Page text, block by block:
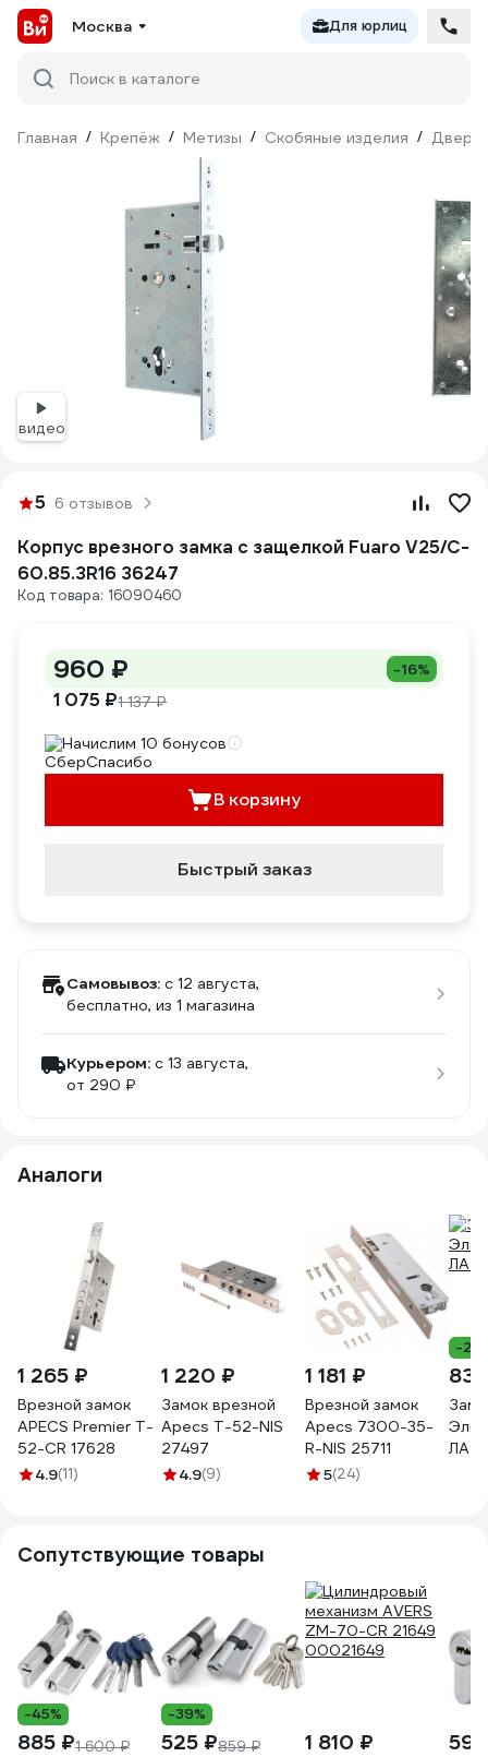
Москва Для юрлиц
Поиск в каталоге
Главная / Крепёж / Метизы / Скобяные изделия /
видео
5 6 отзывов
Корпус врезного замка c защелкой Fuaro V25/C-
60.85.3R16 36247
Код товара: 16090460
960 ₽ -16%
1 075 ₽1 137 ₽
Начислим 10 бонусов
В корзину
Быстрый заказ
Самовывоз: c 12 августа,
бесплатно, из 1 магазина
Курьером: c 13 августа,
от 290 ₽
Аналоги
1 265 ₽
Врезной замок
APECS Premier T-
52-CR 17628
4.9(11)
1 220 ₽
Замок врезной
Apecs T-52-NIS
27497
4.9(9)
1 181 ₽
Врезной замок
Apecs 7300-35-
R-NIS 25711
5(24)
-
Сопутствующие товары
-45%
885 ₽1 600 ₽
-39%
525 ₽859 ₽ 1 810 ₽